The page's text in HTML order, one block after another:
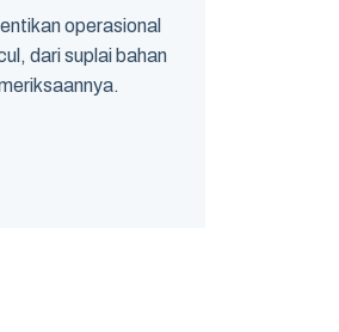
operasional
dari suplai bahan